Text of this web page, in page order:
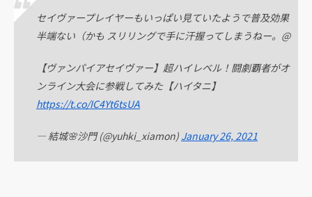
セイヴァープレイヤーもいっぱい見ていたようで普及効果
半端ない（かも スリリングで手に汗握ってしまうねー。@
【ヴァンパイアセイヴァー】超ハイレベル！闘劇覇者がオ
ンライン大会に参戦してみた【ハイタニ】
https://t.co/IC4Yt6tsUA
— 結城🌸沙門 (@yuhki_xiamon) January 26, 2021